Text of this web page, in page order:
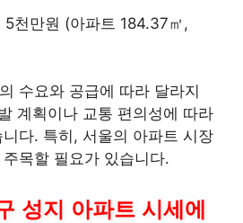
5천만원 (아파트 184.37㎡,
수요와 공급에 따라 달라지
계획이나 교통 편의성에 따라
다. 특히, 서울의 아파트 시장
목할 필요가 있습니다.
성지 아파트 시세에